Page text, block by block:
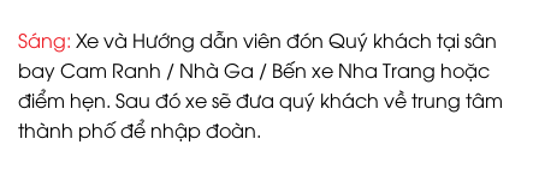
Sáng: Xe và Hướng dẫn viên đón Quý khách tại sân
bay Cam Ranh / Nhà Ga / Bến xe Nha Trang hoặc
điểm hẹn. Sau đó xe sẽ đưa quý khách về trung tâm
thành phố để nhập đoàn.